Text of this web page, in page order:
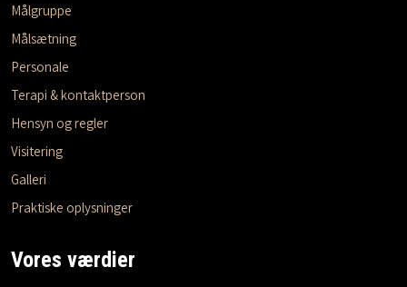
Målgruppe
Målsætning
Personale
Terapi & kontaktperson
Hensyn og regler
Visitering
Galleri
Praktiske oplysninger
Vores værdier